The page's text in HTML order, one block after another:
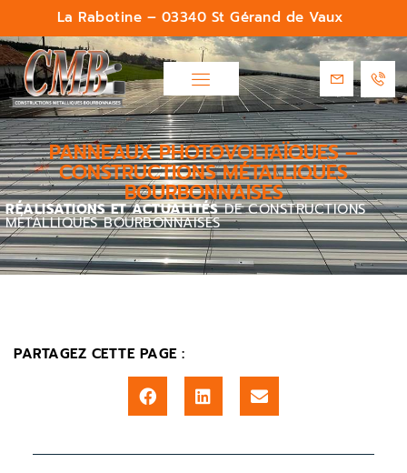
La Rabotine – 03340 St Gérand de Vaux
PANNEAUX PHOTOVOLTAÏQUES –
CONSTRUCTIONS MÉTALLIQUES
BOURBONNAISES
RÉALISATIONS ET ACTUALITÉSDE CONSTRUCTIONS
MÉTALLIQUES BOURBONNAISES
PARTAGEZ CETTE PAGE :